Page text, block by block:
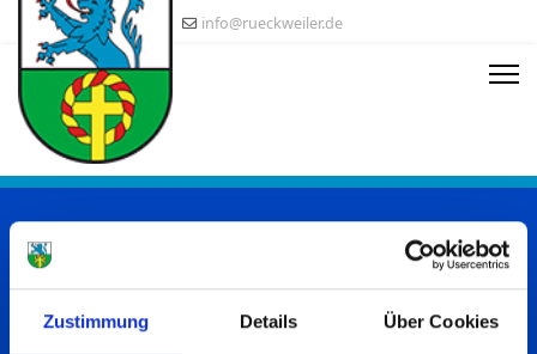
Zustimmung Details Über Cookies
info@rueckweiler.de
Termine und Veranstaltungen in
Rückweiler
Dorfgemeindschaftshaus
Termine / Veranstaltungen
Picknick FFw